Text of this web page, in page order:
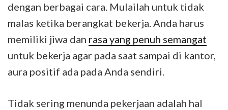
dengan berbagai cara. Mulailah untuk tidak
malas ketika berangkat bekerja. Anda harus
memiliki jiwa dan rasa yang penuh semangat
untuk bekerja agar pada saat sampai di kantor,
aura positif ada pada Anda sendiri.
Tidak sering menunda pekerjaan adalah hal